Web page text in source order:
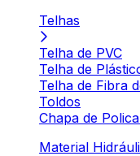
Telhas
Telha de PVC
Telha de
Telha de Fibra
Toldos
Chapa de
Material